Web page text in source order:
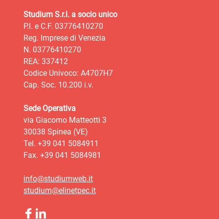
Studium S.r.l. a socio unico
P.I. e C.F. 03776410270
Reg. Imprese di Venezia
N. 03776410270
REA: 337412
Codice Univoco: A4707H7
Cap. Soc. 10.200 i.v.
Sede Operativa
via Giacomo Matteotti 3
30038 Spinea (VE)
Tel. +39 041 5084911
Fax. +39 041 5084981
info@studiumweb.it
studium@elinetpec.it